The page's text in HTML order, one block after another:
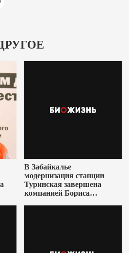
В Забайкалье
модернизация станции
Туринская завершена
компанией Бориса